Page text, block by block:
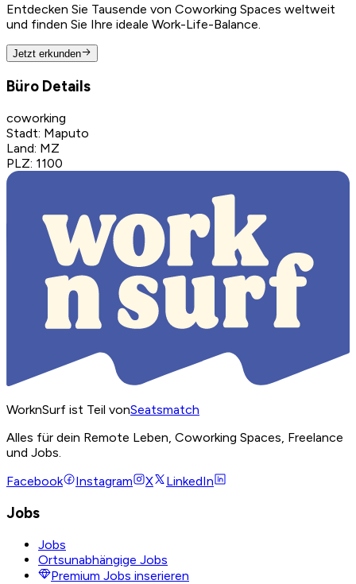
Entdecken Sie Tausende von Coworking Spaces weltweit
und finden Sie Ihre ideale Work-Life-Balance.
Jetzt erkunden
Büro Details
coworking
Stadt: Maputo
Land: MZ
PLZ: 1100
WorknSurf ist Teil vonSeatsmatch
Alles für dein Remote Leben, Coworking Spaces, Freelance
und Jobs.
Facebook
Instagram X LinkedIn
Jobs
Jobs
Ortsunabhängige Jobs
Premium Jobs inserieren